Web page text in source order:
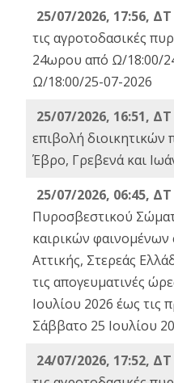
25/07/2026, 17:56, ΔΤ
τις αγροτοδασικές
24ωρου από Ω/18:00/
Ω/18:00/25-07-2026
25/07/2026, 16:51, ΔΤ
επιβολή διοικητικών
Έβρο, Γρεβενά και
25/07/2026, 06:45, ΔΤ
Πυροσβεστικού
καιρικών φαινομένων
Αττικής, Στερεάς
τις απογευματινές
Ιουλίου 2026 έως τις
Σάββατο 25 Ιουλίου
24/07/2026, 17:52, ΔΤ